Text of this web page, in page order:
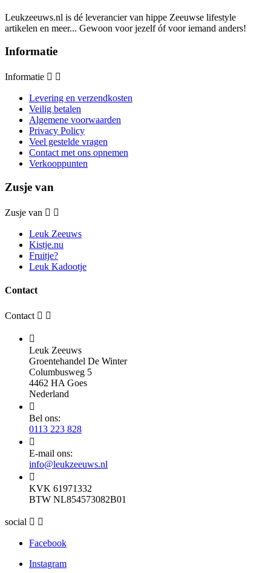
Leukzeeuws.nl is dé leverancier van hippe Zeeuwse lifestyle
artikelen en meer... Gewoon voor jezelf óf voor iemand anders!
Informatie
Informatie  
Levering en verzendkosten
Veilig betalen
Algemene voorwaarden
Privacy Policy
Veel gestelde vragen
Contact met ons opnemen
Verkooppunten
Zusje van
Zusje van  
Leuk Zeeuws
Kistje.nu
Fruitje?
Leuk Kadootje
Contact
Contact  

Leuk Zeeuws
Groentehandel De Winter
Columbusweg 5
4462 HA Goes
Nederland

Bel ons:
0113 223 828

E-mail ons:
info@leukzeeuws.nl

KVK 61971332
BTW NL854573082B01
social  
Facebook
Instagram